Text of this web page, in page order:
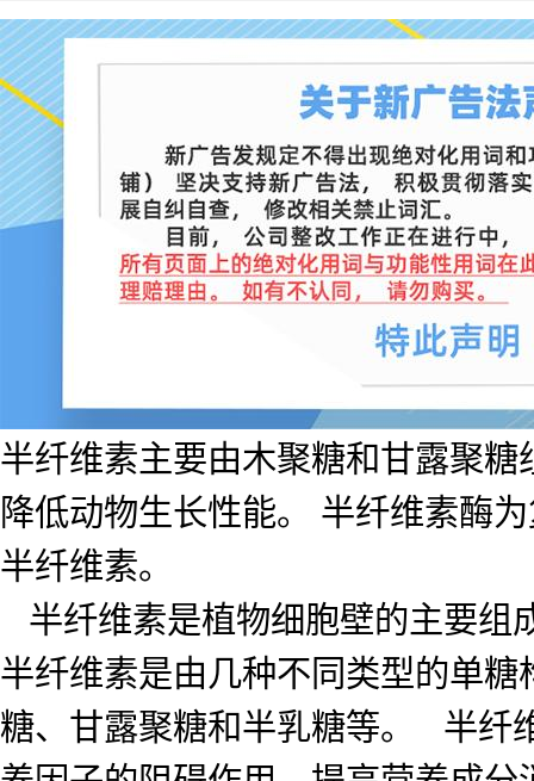
半纤维素主要由木聚糖和甘露聚
降低动物生长性能。 半纤维素酶
半纤维素。
半纤维素是植物细胞壁的主要组
半纤维素是由几种不同类型的单
糖、甘露聚糖和半乳糖等。 半纤